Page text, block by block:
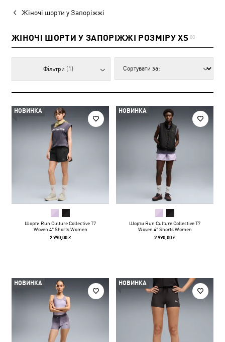
Жіночі шорти у Запоріжжі
ЖІНОЧІ ШОРТИ У ЗАПОРІЖЖІ РОЗМІРУ XS 80
Фільтри (1)
НОВИНКА
Шорти Run Culture Collective T7
Woven 4" Shorts Women
2 990,00 ₴
НОВИНКА
Шорти Run Culture Collective T7
Woven 4" Shorts Women
2 990,00 ₴
НОВИНКА НОВИНКА